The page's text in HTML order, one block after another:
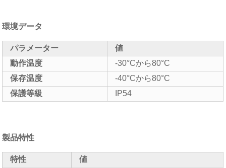
環境データ
パラメーター
値
動作温度
-30°Cから80°C
保存温度
-40°Cから80°C
保護等級
IP54
製品特性
特性
値